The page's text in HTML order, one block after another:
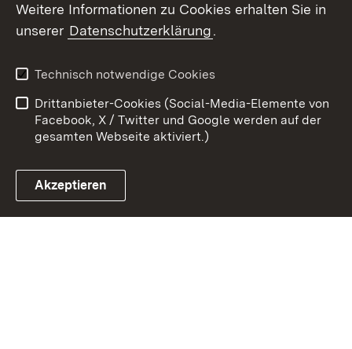
Link zum Landesportal
Kontakt
Datenschutz
Barrierefreiheit
Impressum Cookies
Weitere Informationen zu Cookies erhalten Sie in
unserer Datenschutzerklärung.
Technisch notwendige Cookies
Drittanbieter-Cookies (Social-Media-Elemente von
Facebook, X / Twitter und Google werden auf der
gesamten Webseite aktiviert.)
Akzeptieren